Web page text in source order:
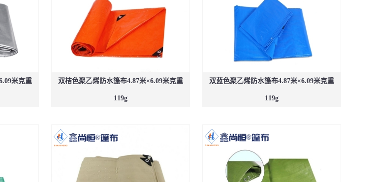
米克重 双桔色聚乙烯防水篷布4.87米×6.09米克重
119g
双蓝色聚乙烯防水篷布4.87米×6.09米克重
119g